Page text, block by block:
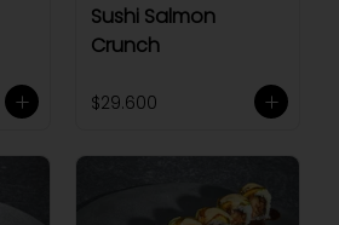
Sushi Salmon
Crunch
$29.600